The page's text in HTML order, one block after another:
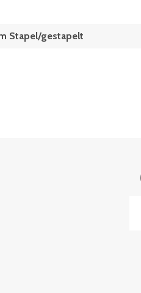
Stapel/gestapelt